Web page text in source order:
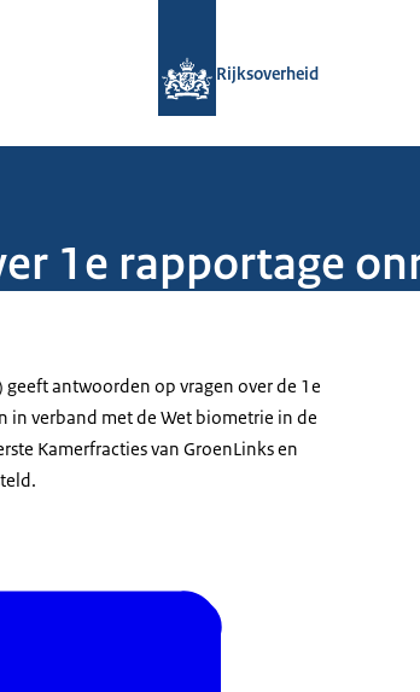
Rijksoverheid
1e rapportage
geeft antwoorden op vragen over de 1e
in verband met de Wet biometrie in de
Kamerfracties van GroenLinks en